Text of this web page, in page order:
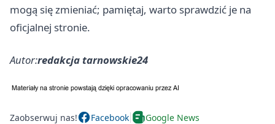
mogą się zmieniać; pamiętaj, warto sprawdzić je na
oficjalnej stronie.
Autor:redakcja tarnowskie24
Zaobserwuj nas! Facebook Google News